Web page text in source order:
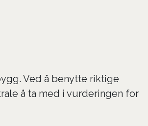
Ved å benytte riktige
å ta med i vurderingen for